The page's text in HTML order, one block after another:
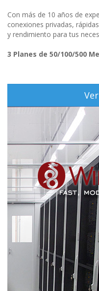
Con más de 10 años de
conexiones privadas,
y rendimiento para tus
3 Planes de 50/100/500